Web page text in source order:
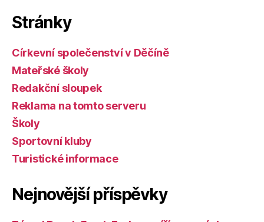
Stránky
Církevní společenství v Děčíně
Mateřské školy
Redakční sloupek
Reklama na tomto serveru
Školy
Sportovní kluby
Turistické informace
Nejnovější příspěvky